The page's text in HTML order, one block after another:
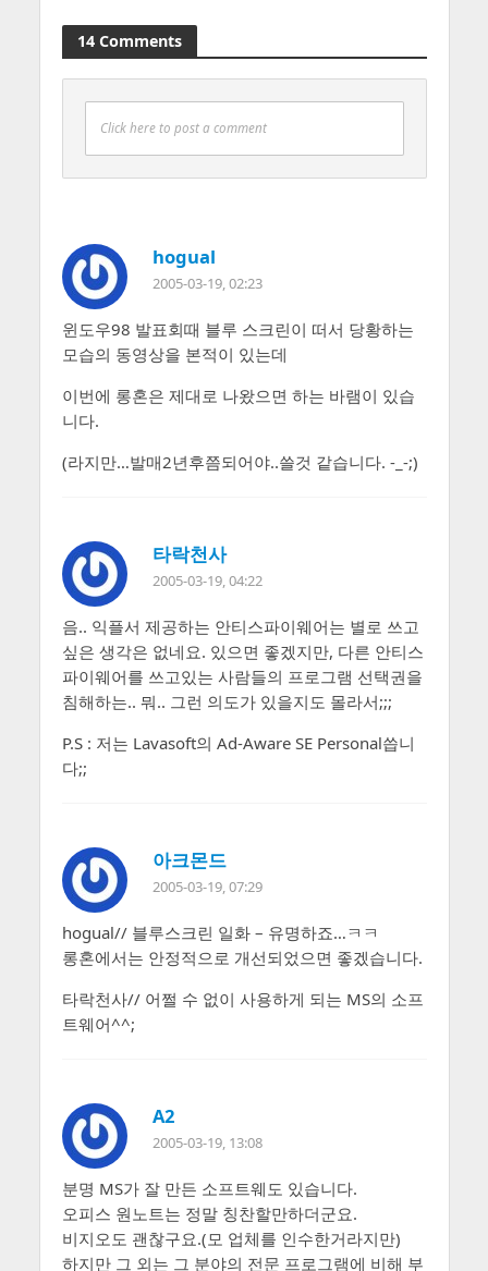
14 Comments
Click here to post a comment
hogual
2005-03-19, 02:23
윈도우98 발표회때 블루 스크린이 떠서 당황하는
모습의 동영상을 본적이 있는데
이번에 롱혼은 제대로 나왔으면 하는 바램이 있습
니다.
(라지만…발매2년후쯤되어야..쓸것 같습니다. -_-;)
타락천사
2005-03-19, 04:22
음.. 익플서 제공하는 안티스파이웨어는 별로 쓰고
싶은 생각은 없네요. 있으면 좋겠지만, 다른 안티스
파이웨어를 쓰고있는 사람들의 프로그램 선택권을
침해하는.. 뭐.. 그런 의도가 있을지도 몰라서;;;
P.S : 저는 Lavasoft의 Ad-Aware SE Personal씁니
다;;
아크몬드
2005-03-19, 07:29
hogual// 블루스크린 일화 – 유명하죠…ㅋㅋ
롱혼에서는 안정적으로 개선되었으면 좋겠습니다.
타락천사// 어쩔 수 없이 사용하게 되는 MS의 소프
트웨어^^;
A2
2005-03-19, 13:08
분명 MS가 잘 만든 소프트웨도 있습니다.
오피스 원노트는 정말 칭찬할만하더군요.
비지오도 괜찮구요.(모 업체를 인수한거라지만)
하지만 그 외는 그 분야의 전문 프로그램에 비해 부